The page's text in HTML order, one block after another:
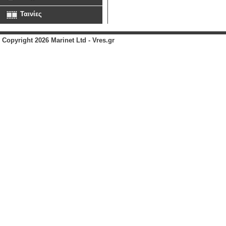
Ταινίες
Copyright 2026 Marinet Ltd - Vres.gr